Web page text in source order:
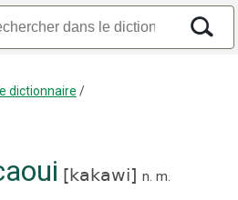
dictionnaire /
[kakawi] n. m.